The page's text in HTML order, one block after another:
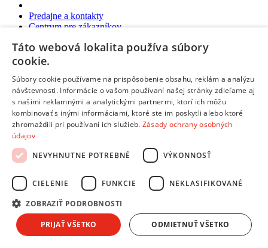
Predajne a kontakty
Centrum pre zákazníkov
Možnosti platby
Možnosti platby
Platba na dobierku aj kartou
Predaj na splátky
Platba prevodom na účet
Platba online cez internet:
Možnosti doručenia
Možnosti doručenia
Expresné doručenie kuriérom
Vynáška a odvoz starého spotrebiča
Packeta - výdajné miesta a Z-BOXy
Doručenie do Česka
Táto webová lokalita používa súbory
cookie.
Súbory cookie používame na prispôsobenie obsahu, reklám a analýzu
návštevnosti. Informácie o vašom používaní našej stránky zdieľame aj
s našimi reklamnými a analytickými partnermi, ktorí ich môžu
kombinovať s inými informáciami, ktoré ste im poskytli alebo ktoré
zhromaždili pri používaní ich služieb. Zásady ochrany osobných
údajov
NEVYHNUTNE POTREBNÉ
VÝKONNOSŤ
CIELENIE FUNKCIE NEKLASIFIKOVANÉ
ZOBRAZIŤ PODROBNOSTI
PRIJAŤ VŠETKO ODMIETNUŤ VŠETKO